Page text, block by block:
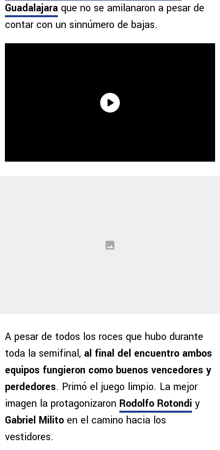
Guadalajara que no se amilanaron a pesar de
contar con un sinnúmero de bajas.
A pesar de todos los roces que hubo durante
toda la semifinal, al final del encuentro ambos
equipos fungieron como buenos vencedores y
perdedores. Primó el juego limpio. La mejor
imagen la protagonizaron Rodolfo Rotondi y
Gabriel Milito en el camino hacia los
vestidores.